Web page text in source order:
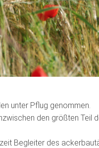
unter Pflug genommen.
den größten Teil
Begleiter des